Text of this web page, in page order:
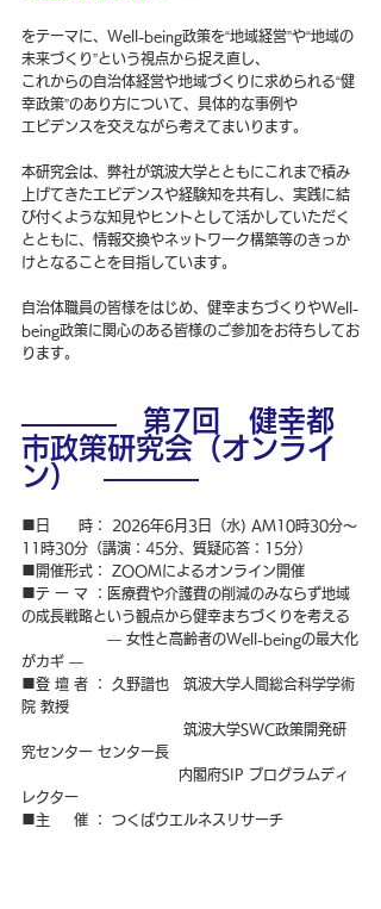
をテーマに、Well-being政策を“地域経営”や“地域の
未来づくり”という視点から捉え直し、
これからの自治体経営や地域づくりに求められる“健
幸政策”のあり方について、具体的な事例や
エビデンスを交えながら考えてまいります。
本研究会は、弊社が筑波大学とともにこれまで積み
上げてきたエビデンスや経験知を共有し、実践に結
び付くような知見やヒントとして活かしていただく
とともに、情報交換やネットワーク構築等のきっか
けとなることを目指しています。
自治体職員の皆様をはじめ、健幸まちづくりやWell-
being政策に関心のある皆様のご参加をお待ちしてお
ります。
――――
第7回　健幸都
市政策研究会（オンライ
ン）
――――
■日　　時： 2026年6月3日（水) AM10時30分～
11時30分（講演：45分、質疑応答：15分）
■開催形式： ZOOMによるオンライン開催
■テ ー マ ：医療費や介護費の削減のみならず地域
の成長戦略という観点から健幸まちづくりを考える
― 女性と高齢者のWell-beingの最大化
がカギ ―
■登 壇 者 ： 久野譜也　筑波大学人間総合科学学術
院 教授
筑波大学SWC政策開発研
究センター センター長
内閣府SIP プログラムディ
レクター
■主　  催 ： つくばウエルネスリサーチ